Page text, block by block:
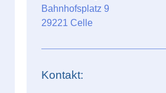
Bahnhofsplatz 9
29221 Celle
Kontakt: